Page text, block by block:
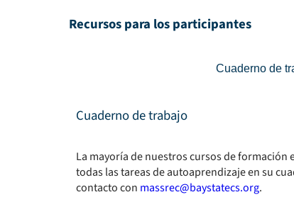
Recursos para los participantes
Cuaderno de
Cuaderno de trabajo
La mayoría de nuestros cursos de
todas las tareas de autoaprendizaje en su
contacto con massrec@baystatecs.org.